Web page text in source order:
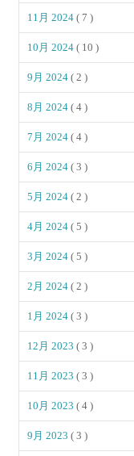
11月 2024( 7 )
10月 2024( 10 )
9月 2024( 2 )
8月 2024( 4 )
7月 2024( 4 )
6月 2024( 3 )
5月 2024( 2 )
4月 2024( 5 )
3月 2024( 5 )
2月 2024( 2 )
1月 2024( 3 )
12月 2023( 3 )
11月 2023( 3 )
10月 2023( 4 )
9月 2023( 3 )